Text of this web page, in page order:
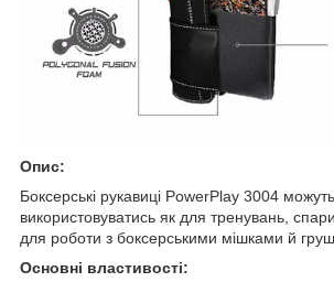
Опис:
Боксерські рукавиці PowerPlay 3004 можуть
використовуватись як для тренувань,
для роботи з боксерськими мішками й
Основні властивості: